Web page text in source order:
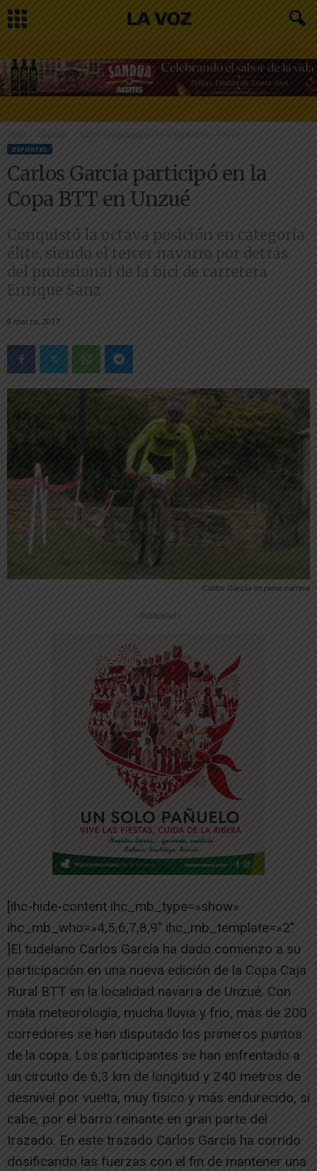
Inicio Carlos García participó en la Copa BTT en Unzué
DEPORTES
Carlos García participó en la
Copa BTT en Unzué
Conquistó la octava posición en categoría
élite, siendo el tercer navarro por detrás
del profesional de la bici de carretera
Enrique Sanz
8 marzo, 2017
Carlos García en plena carrera
-- Publicidad --
[ihc-hide-content ihc_mb_type=»show»
ihc_mb_who=»4,5,6,7,8,9″ ihc_mb_template=»2″
]El tudelano Carlos García ha dado comienzo a su
participación en una nueva edición de la Copa Caja
Rural BTT en la localidad navarra de Unzué. Con
mala meteorología, mucha lluvia y frio, más de 200
corredores se han disputado los primeros puntos
de la copa. Los participantes se han enfrentado a
un circuito de 6,3 km de longitud y 240 metros de
desnivel por vuelta, muy físico y más endurecido, si
cabe, por el barro reinante en gran parte del
trazado. En este trazado Carlos García ha corrido
dosificando las fuerzas con el fin de mantener una